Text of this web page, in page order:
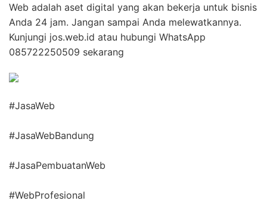
Web adalah aset digital yang akan bekerja untuk bisnis
Anda 24 jam. Jangan sampai Anda melewatkannya.
Kunjungi jos.web.id atau hubungi WhatsApp
085722250509 sekarang
#JasaWeb
#JasaWebBandung
#JasaPembuatanWeb
#WebProfesional